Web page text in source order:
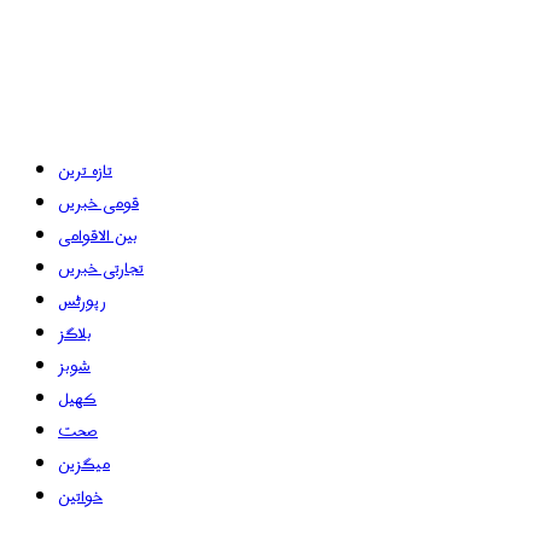
تازہ ترین
قومی خبریں
بین الاقوامی
تجارتی خبریں
رپورٹس
بلاگز
شوبز
کھیل
صحت
میگزین
خواتین